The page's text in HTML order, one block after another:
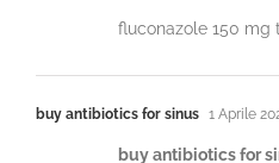
fluconazole 150 mg
buy antibiotics for sinus 1 Aprile
buy antibiotics for